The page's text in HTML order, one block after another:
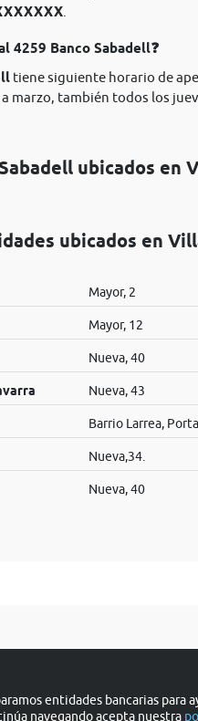
4259 Banco Sabadell❓
tiene siguiente horario de
a marzo, también todos los
ubicados en
ubicados en
Mayor, 2
Mayor, 12
Nueva, 40
Nueva, 43
Barrio Larrea,
Nueva,34.
Nueva, 40
entidades bancarias para
navegando acepta nuestra